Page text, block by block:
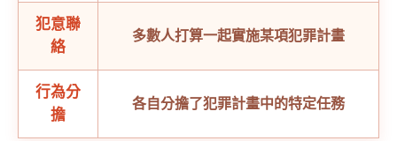
犯意聯
絡
多數人打算一起實施某項犯罪計畫
行為分
擔
各自分擔了犯罪計畫中的特定任務